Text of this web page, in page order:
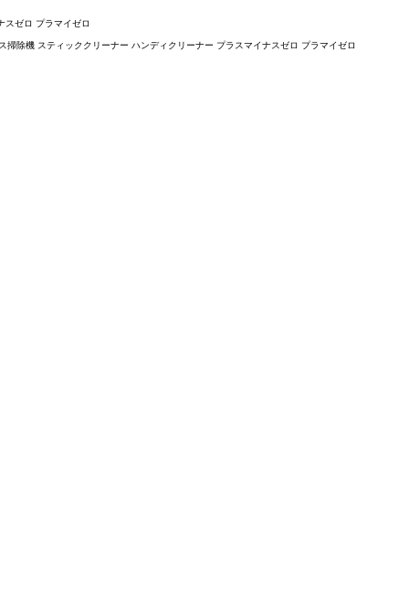
スゼロ プラマイゼロ
除機 スティッククリーナー ハンディクリーナー プラスマイナスゼロ プラマイゼロ